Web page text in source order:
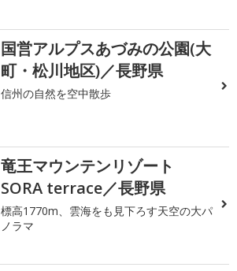
国営アルプスあづみの公園(大
町・松川地区)／長野県
信州の自然を空中散歩
竜王マウンテンリゾート
SORA terrace／長野県
標高1770m、雲海をも見下ろす天空の大パ
ノラマ